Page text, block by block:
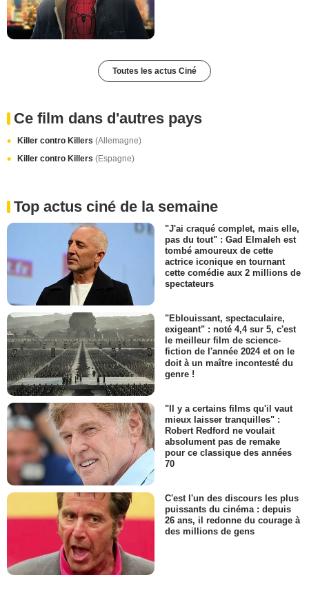
Toutes les actus Ciné
Ce film dans d'autres pays
Killer contro Killers (Allemagne)
Killer contro Killers (Espagne)
Top actus ciné de la semaine
"J'ai craqué complet, mais elle,
pas du tout" : Gad Elmaleh est
tombé amoureux de cette
actrice iconique en tournant
cette comédie aux 2 millions de
spectateurs
"Eblouissant, spectaculaire,
exigeant" : noté 4,4 sur 5, c'est
le meilleur film de science-
fiction de l'année 2024 et on le
doit à un maître incontesté du
genre !
"Il y a certains films qu'il vaut
mieux laisser tranquilles" :
Robert Redford ne voulait
absolument pas de remake
pour ce classique des années
70
C'est l'un des discours les plus
puissants du cinéma : depuis
26 ans, il redonne du courage à
des millions de gens